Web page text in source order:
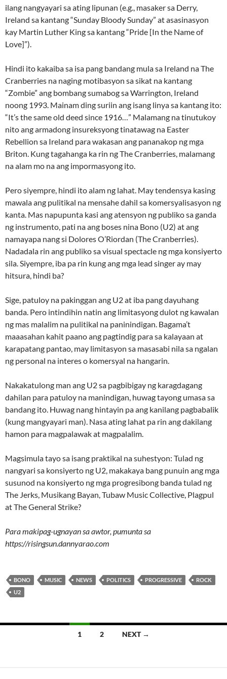
ilang nangyayari sa ating lipunan (e.g., masaker sa Derry,
Ireland sa kantang “Sunday Bloody Sunday” at asasinasyon
kay Martin Luther King sa kantang “Pride [In the Name of
Love]”).
Hindi ito kakaiba sa isa pang bandang mula sa Ireland na The
Cranberries na naging motibasyon sa sikat na kantang
“Zombie” ang bombang sumabog sa Warrington, Ireland
noong 1993. Mainam ding suriin ang isang linya sa kantang ito:
“It’s the same old deed since 1916…” Malamang na tinutukoy
nito ang armadong insureksyong tinatawag na Easter
Rebellion sa Ireland para wakasan ang pananakop ng mga
Briton. Kung tagahanga ka rin ng The Cranberries, malamang
na alam mo na ang impormasyong ito.
Pero siyempre, hindi ito alam ng lahat. May tendensya kasing
mawala ang pulitikal na mensahe dahil sa komersyalisasyon ng
kanta. Mas napupunta kasi ang atensyon ng publiko sa ganda
ng instrumento, pati na ang boses nina Bono (U2) at ang
namayapa nang si Dolores O’Riordan (The Cranberries).
Nadadala rin ang publiko sa visual spectacle ng mga konsiyerto
sila. Siyempre, iba pa rin kung ang mga lead singer ay may
hitsura, hindi ba?
Sige, patuloy na pakinggan ang U2 at iba pang dayuhang
banda. Pero intindihin natin ang limitasyong dulot ng kawalan
ng mas malalim na pulitikal na paninindigan. Bagama’t
maaasahan kahit paano ang pagtindig para sa kalayaan at
karapatang pantao, may limitasyon sa masasabi nila sa ngalan
ng personal na interes o komersyal na hangarin.
Nakakatulong man ang U2 sa pagbibigay ng karagdagang
dahilan para patuloy na manindigan, huwag tayong umasa sa
bandang ito. Huwag nang hintayin pa ang kanilang pagbabalik
(kung mangyayari man). Nasa ating lahat pa rin ang dakilang
hamon para magpalawak at magpalalim.
Magsimula tayo sa isang praktikal na suhestyon: Tulad ng
nangyari sa konsiyerto ng U2, makakaya bang punuin ang mga
susunod na konsiyerto ng mga progresibong banda tulad ng
The Jerks, Musikang Bayan, Tubaw Music Collective, Plagpul
at The General Strike?
Para makipag-ugnayan sa awtor, pumunta sa
https://risingsun.dannyarao.com
BONO MUSIC NEWS POLITICS PROGRESSIVE
ROCK
U2
1 2 NEXT →